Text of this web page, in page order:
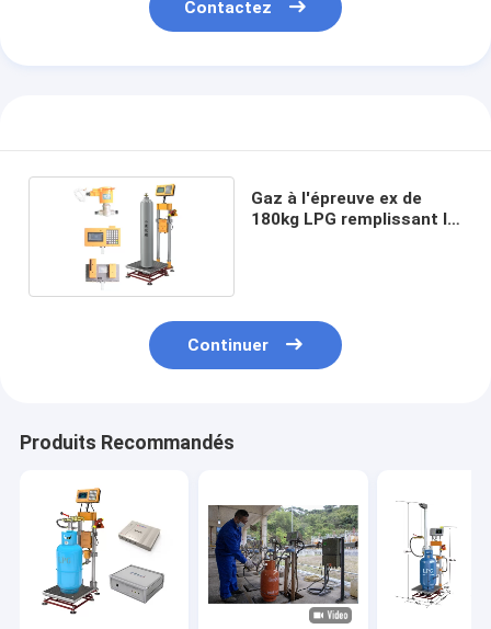
Contactez
Gaz à l'épreuve ex de
180kg LPG remplissant la
Continuer
Produits Recommandés